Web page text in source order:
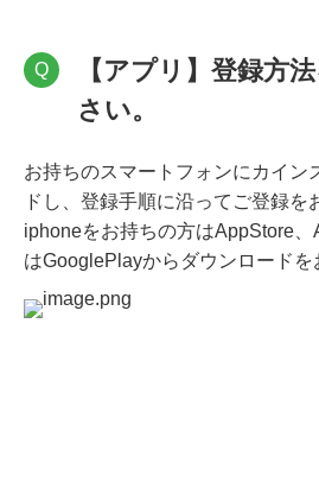
Q
【アプリ】登録方
さい。
お持ちのスマートフォンにカイン
ドし、登録手順に沿ってご登録を
iphoneをお持ちの方はAppStore
はGooglePlayからダウンロードを